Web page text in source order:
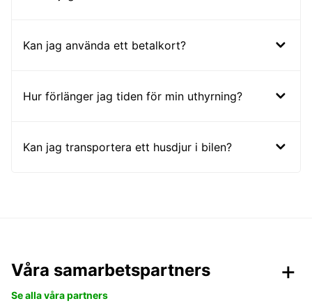
Kan jag använda ett betalkort?
Hur förlänger jag tiden för min uthyrning?
Kan jag transportera ett husdjur i bilen?
Våra samarbetspartners
Se alla våra partners